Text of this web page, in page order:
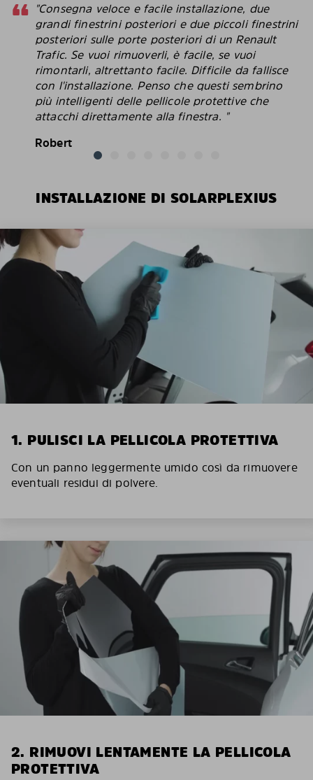
"Consegna veloce e facile installazione, due
grandi finestrini posteriori e due piccoli finestrini
posteriori sulle porte posteriori di un Renault
Trafic. Se vuoi rimuoverli, è facile, se vuoi
rimontarli, altrettanto facile. Difficile da fallisce
con l'installazione. Penso che questi sembrino
più intelligenti delle pellicole protettive che
attacchi direttamente alla finestra. "
Robert
INSTALLAZIONE DI SOLARPLEXIUS
1. PULISCI LA PELLICOLA PROTETTIVA
Con un panno leggermente umido così da rimuovere
eventuali residui di polvere.
2. RIMUOVI LENTAMENTE LA PELLICOLA
PROTETTIVA